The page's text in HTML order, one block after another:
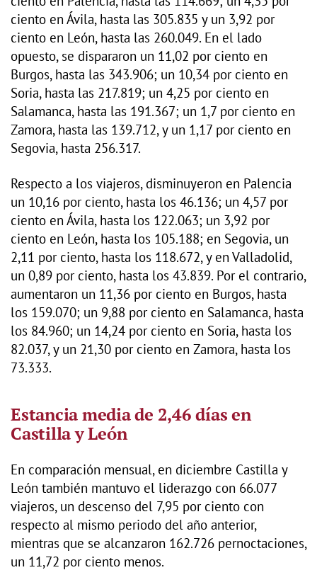
ciento en Ávila, hasta las 305.835 y un 3,92 por
ciento en León, hasta las 260.049. En el lado
opuesto, se dispararon un 11,02 por ciento en
Burgos, hasta las 343.906; un 10,34 por ciento en
Soria, hasta las 217.819; un 4,25 por ciento en
Salamanca, hasta las 191.367; un 1,7 por ciento en
Zamora, hasta las 139.712, y un 1,17 por ciento en
Segovia, hasta 256.317.
Respecto a los viajeros, disminuyeron en Palencia
un 10,16 por ciento, hasta los 46.136; un 4,57 por
ciento en Ávila, hasta los 122.063; un 3,92 por
ciento en León, hasta los 105.188; en Segovia, un
2,11 por ciento, hasta los 118.672, y en Valladolid,
un 0,89 por ciento, hasta los 43.839. Por el contrario,
aumentaron un 11,36 por ciento en Burgos, hasta
los 159.070; un 9,88 por ciento en Salamanca, hasta
los 84.960; un 14,24 por ciento en Soria, hasta los
82.037, y un 21,30 por ciento en Zamora, hasta los
73.333.
Estancia media de 2,46 días en
Castilla y León
En comparación mensual, en diciembre Castilla y
León también mantuvo el liderazgo con 66.077
viajeros, un descenso del 7,95 por ciento con
respecto al mismo periodo del año anterior,
mientras que se alcanzaron 162.726 pernoctaciones,
un 11,72 por ciento menos.